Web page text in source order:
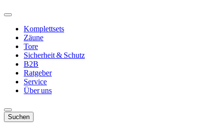
Komplettsets
Zäune
Tore
Sicherheit & Schutz
B2B
Ratgeber
Service
Über uns
Suchen